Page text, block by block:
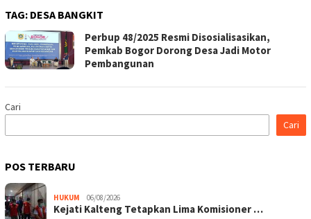
TAG: DESA BANGKIT
Perbup 48/2025 Resmi Disosialisasikan,
Pemkab Bogor Dorong Desa Jadi Motor
Pembangunan
Cari
Cari
POS TERBARU
HUKUM 06/08/2026
Kejati Kalteng Tetapkan Lima Komisioner …